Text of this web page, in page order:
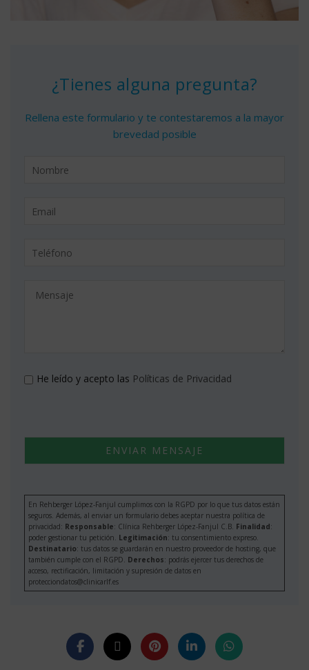
¿Tienes alguna pregunta?
Rellena este formulario y te contestaremos a la mayor
brevedad posible
He leído y acepto las Políticas de Privacidad
En Rehberger López-Fanjul cumplimos con la RGPD por lo que tus datos están
seguros. Además, al enviar un formulario debes aceptar nuestra política de
privacidad: Responsable: Clínica Rehberger López-Fanjul C.B. Finalidad:
poder gestionar tu petición. Legitimación: tu consentimiento expreso.
Destinatario: tus datos se guardarán en nuestro proveedor de hosting, que
también cumple con el RGPD. Derechos: podrás ejercer tus derechos de
acceso, rectificación, limitación y supresión de datos en
protecciondatos@clinicarlf.es